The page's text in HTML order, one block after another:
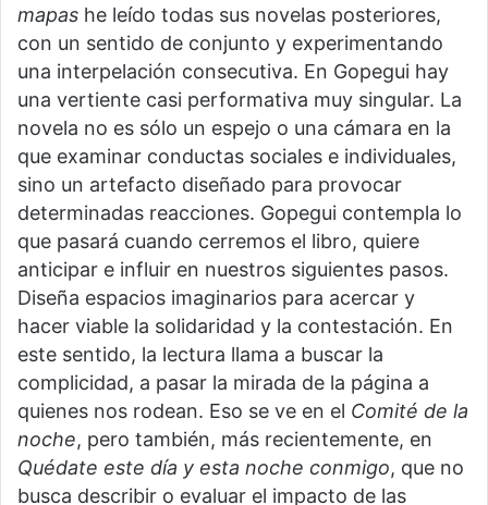
mapas he leído todas sus novelas posteriores,
con un sentido de conjunto y experimentando
una interpelación consecutiva. En Gopegui hay
una vertiente casi performativa muy singular. La
novela no es sólo un espejo o una cámara en la
que examinar conductas sociales e individuales,
sino un artefacto diseñado para provocar
determinadas reacciones. Gopegui contempla lo
que pasará cuando cerremos el libro, quiere
anticipar e influir en nuestros siguientes pasos.
Diseña espacios imaginarios para acercar y
hacer viable la solidaridad y la contestación. En
este sentido, la lectura llama a buscar la
complicidad, a pasar la mirada de la página a
quienes nos rodean. Eso se ve en el Comité de la
noche, pero también, más recientemente, en
Quédate este día y esta noche conmigo, que no
busca describir o evaluar el impacto de las